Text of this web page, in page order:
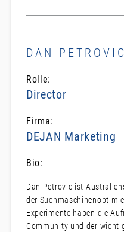
DAN PETROVIC
Rolle:
Director
Firma:
DEJAN Marketing
Bio:
Dan Petrovic ist
der
Experimente haben die
Community und der